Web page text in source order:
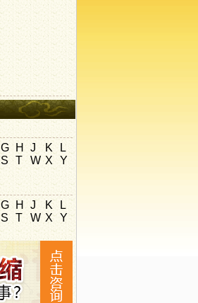
G H J K
L
S T W X
Y
G H J K
L
S T W X
Y